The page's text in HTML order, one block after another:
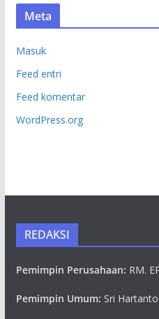
Meta
Masuk
Feed entri
Feed komentar
WordPress.org
REDAKSI
Pemimpin Perusahaan: RM.
Pemimpin Umum: Sri Hartanto